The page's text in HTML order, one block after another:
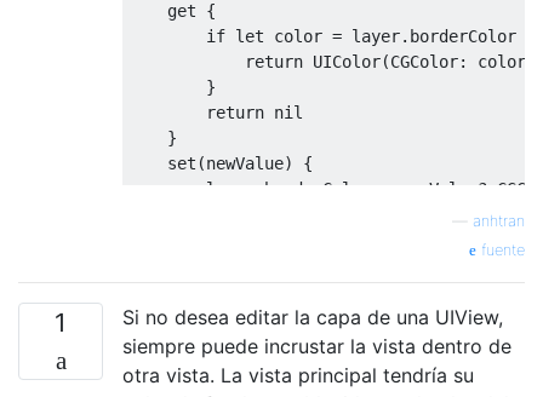
    get
{
if let color = layer. borderColor
return UIColor(CGColor: color
}
return nil
}
set (newValue)
{
        layer
borderColor newValue ?.
anhtran
fuente
1
Si no desea editar la capa de una UIView,
siempre puede incrustar la vista dentro de
otra vista. La vista principal tendría su